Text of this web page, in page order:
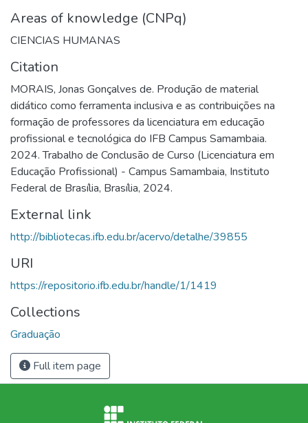
Areas of knowledge (CNPq)
CIENCIAS HUMANAS
Citation
MORAIS, Jonas Gonçalves de. Produção de material
didático como ferramenta inclusiva e as contribuições na
formação de professores da licenciatura em educação
profissional e tecnológica do IFB Campus Samambaia.
2024. Trabalho de Conclusão de Curso (Licenciatura em
Educação Profissional) - Campus Samambaia, Instituto
Federal de Brasília, Brasília, 2024.
External link
http://bibliotecas.ifb.edu.br/acervo/detalhe/39855
URI
https://repositorio.ifb.edu.br/handle/1/1419
Collections
Graduação
Full item page